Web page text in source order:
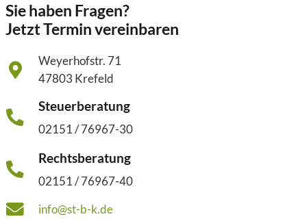
Sie haben Fragen?
Jetzt Termin vereinbaren
Weyerhofstr. 71
47803 Krefeld
Steuerberatung
02151 / 76967-30
Rechtsberatung
02151 / 76967-40
info@st-b-k.de